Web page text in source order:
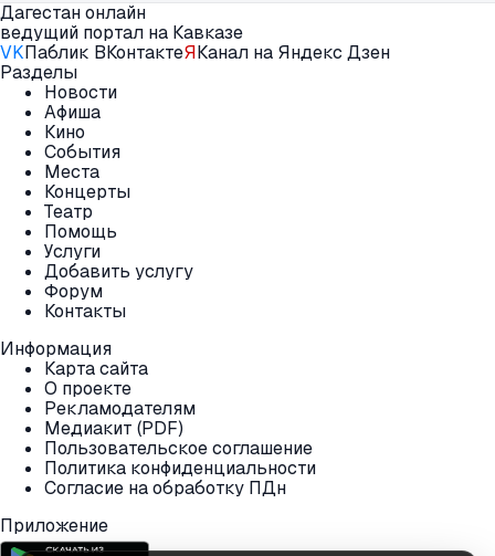
Дагестан онлайн
ведущий портал на Кавказе
VKПаблик ВКонтактеЯКанал на Яндекс Дзен
Разделы
Новости
Афиша
Кино
События
Места
Концерты
Театр
Помощь
Услуги
Добавить услугу
Форум
Контакты
Информация
Карта сайта
О проекте
Рекламодателям
Медиакит (PDF)
Пользовательское соглашение
Политика конфиденциальности
Согласие на обработку ПДн
Приложение